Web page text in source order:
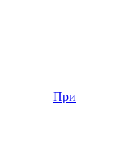
При